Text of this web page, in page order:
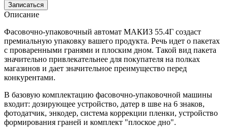
Записаться
Описание
Фасовочно-упаковочный автомат МАКИЗ 55.4Г создаст
премиальную упаковку вашего продукта. Речь идет о пакетах
с проваренными гранями и плоским дном. Такой вид пакета
значительно привлекательнее для покупателя на полках
магазинов и дает значительное преимущество перед
конкурентами.
В базовую комплектацию фасовочно-упаковочной машины
входит: дозирующее устройство, датер в шве на 6 знаков,
фотодатчик, энкодер, система коррекции пленки, устройство
формирования граней и комплект "плоское дно".